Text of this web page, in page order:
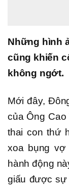
Những hình
cũng khiến
không ngớt.
Mới đây,
của Ông
thai con thứ
xoa bụng
hành động
giấu được sự